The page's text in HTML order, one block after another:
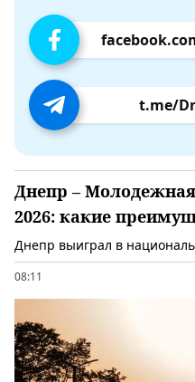
t.me/
Днепр –
2026: какие
Днепр выиграл в
08:11